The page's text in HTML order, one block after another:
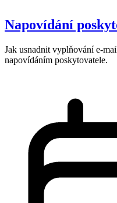
Napovídání
Jak usnadnit vyplňování e-
napovídáním poskytovatele.